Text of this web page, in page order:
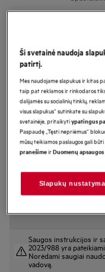
NBR7P731ST
Orkaitė 7000
SteamCrisp
Gaminio informacijos lapas
Pagrindiniai privalumai
Nepakartojami patiekalai
„SteamCrisp®“
„SteamCrisp®“ užtikrina
„CookSmart Touch“ –
Saugos instrukcijos ir
2023/988 yra
Norėdami saugiai
vadovą.
Ši svetainė naudoja
patirtį.
Mes naudojame slapukus ir kitas
taip pat reklamos ir rinkodaros
dalijamės su socialinių tinklų,
visus slapukus“ sutinkate su
svetainėje, pritaikytiypatingus
Paspaudę „Tęsti nepriėmus“
mūsų teikiamos paslaugos gali
pranešimeirDuomenų
Slapukų